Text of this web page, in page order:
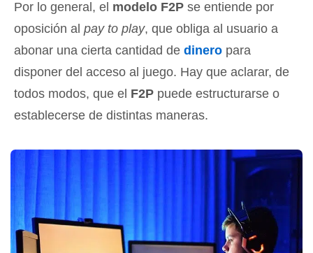
Por lo general, el modelo F2P se entiende por
oposición al pay to play, que obliga al usuario a
abonar una cierta cantidad de dinero para
disponer del acceso al juego. Hay que aclarar, de
todos modos, que el F2P puede estructurarse o
establecerse de distintas maneras.